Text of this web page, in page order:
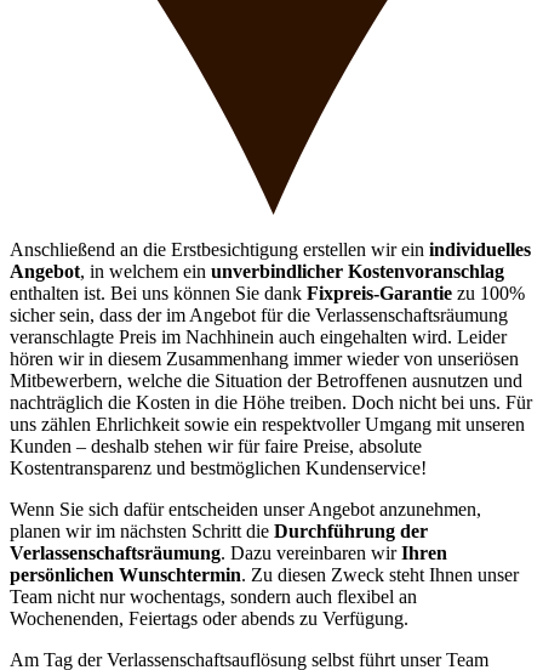
Anschließend an die Erstbesichtigung erstellen wir ein individuelles
Angebot, in welchem ein unverbindlicher Kostenvoranschlag
enthalten ist. Bei uns können Sie dank Fixpreis-Garantie zu 100%
sicher sein, dass der im Angebot für die Verlassenschaftsräumung
veranschlagte Preis im Nachhinein auch eingehalten wird. Leider
hören wir in diesem Zusammenhang immer wieder von unseriösen
Mitbewerbern, welche die Situation der Betroffenen ausnutzen und
nachträglich die Kosten in die Höhe treiben. Doch nicht bei uns. Für
uns zählen Ehrlichkeit sowie ein respektvoller Umgang mit unseren
Kunden – deshalb stehen wir für faire Preise, absolute
Kostentransparenz und bestmöglichen Kundenservice!
Wenn Sie sich dafür entscheiden unser Angebot anzunehmen,
planen wir im nächsten Schritt die Durchführung der
Verlassenschaftsräumung. Dazu vereinbaren wirIhren
persönlichen Wunschtermin. Zu diesen Zweck steht Ihnen unser
Team nicht nur wochentags, sondern auch flexibel an
Wochenenden, Feiertags oder abends zu Verfügung.
Am Tag der Verlassenschaftsauflösung selbst führt unser Team